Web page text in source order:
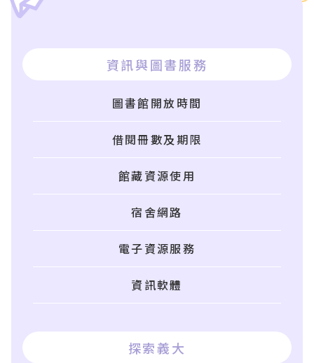
資訊與圖書服務
圖書館開放時間
借閱冊數及期限
館藏資源使用
宿舍網路
電子資源服務
資訊軟體
探索義大